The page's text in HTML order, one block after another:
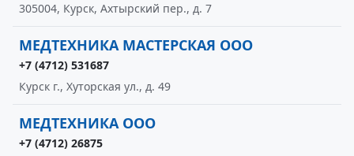
305004, Курск, Ахтырский пер., д. 7
МЕДТЕХНИКА МАСТЕРСКАЯ ООО
+7 (4712) 531687
Курск г., Хуторская ул., д. 49
МЕДТЕХНИКА ООО
+7 (4712) 26875